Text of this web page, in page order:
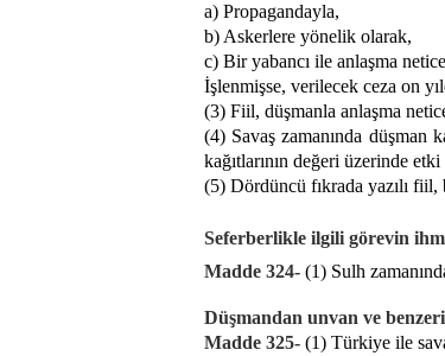
a) Propagandayla,
b) Askerlere yönelik olarak,
c) Bir yabancı ile anlaşma
İşlenmişse, verilecek ceza on
(3) Fiil, düşmanla anlaşma
(4) Savaş zamanında düşman
kağıtlarının değeri üzerinde
(5) Dördüncü fıkrada yazılı fiil,
Seferberlikle ilgili görevin
Madde 324- (1) Sulh
Düşmandan unvan ve
Madde 325- (1) Türkiye ile